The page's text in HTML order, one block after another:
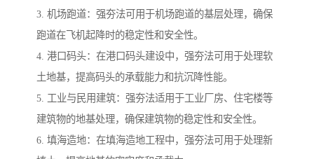
3. 机场跑道：强夯法可用于机场跑道的基层处理，确保
跑道在飞机起降时的稳定性和安全性。
4. 港口码头：在港口码头建设中，强夯法可用于处理软
土地基，提高码头的承载能力和抗沉降性能。
5. 工业与民用建筑：强夯法适用于工业厂房、住宅楼等
建筑物的地基处理，确保建筑物的稳定性和安全性。
6. 填海造地：在填海造地工程中，强夯法可用于处理新